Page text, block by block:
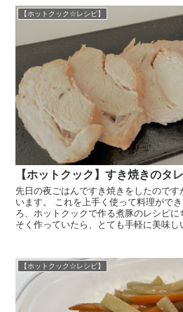
【ホットクック☆レシピ】
【ホットクック】すき焼きのタ
先日の夜ごはんですき焼きをしたのです
います。 これを上手く使って料理がで
ろ、ホットクックで作る煮豚のレシピ
そく作っていたら、とても手軽に美味し
【ホットクック☆レシピ】